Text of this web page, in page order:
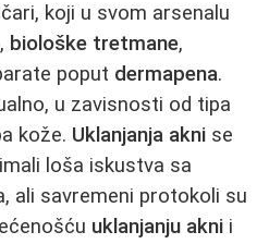
koji u svom arsenalu
, biološke tretmane,
poput dermapena.
u zavisnosti od tipa
kože. Uklanjanja akni se
loša iskustva sa
ali savremeni protokoli su
uklanjanju akni i